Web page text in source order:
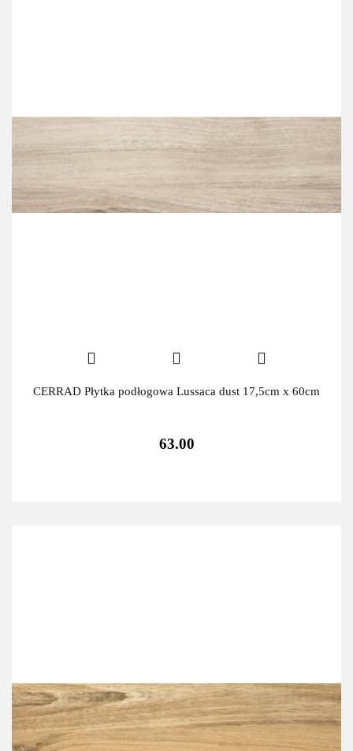
CERRAD Płytka podłogowa Lussaca dust 17,5cm x 60cm
63.00